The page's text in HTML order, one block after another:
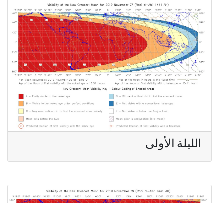
الليلة الأولى